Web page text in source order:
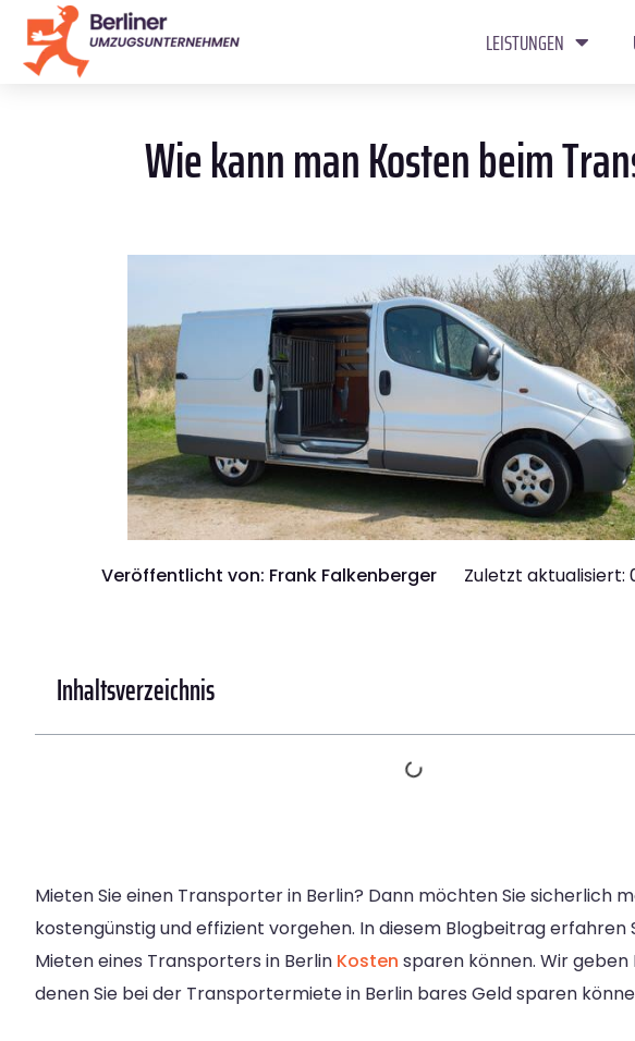
LEISTUNGEN
Wie kann man Kosten beim
Veröffentlicht von: Frank Falkenberger Zuletzt aktualisiert:
Inhaltsverzeichnis
Mieten Sie einen Transporter in Berlin? Dann möchten Sie sicherlich
kostengünstig und effizient vorgehen. In diesem Blogbeitrag erfahren
Mieten eines Transporters in Berlin Kosten sparen können. Wir geben
denen Sie bei der Transportermiete in Berlin bares Geld sparen